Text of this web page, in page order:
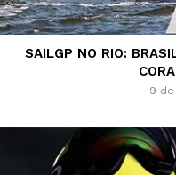
SAILGP NO RIO:
9